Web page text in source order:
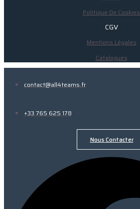
Politique De Cookies
CGV
Mentions Légales
Catalogues
contact@all4teams.fr
+33 765 625 178
Nous Contacter